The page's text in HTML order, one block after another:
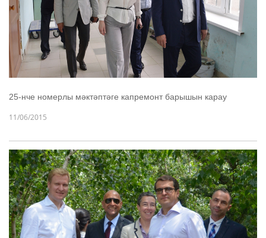
25-нче номерлы мәктәптәге капремонт барышын карау
11/06/2015